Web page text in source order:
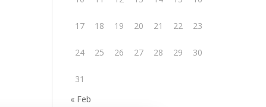
17 18 19 20 21 22 23
24 25 26 27 28 29 30
31
« Feb